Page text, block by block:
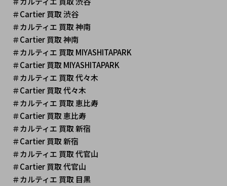
＃Cartier 買取 渋谷
＃カルティエ 買取 神南
＃Cartier 買取 神南
＃カルティエ 買取 MIYASHITAPARK
＃Cartier 買取 MIYASHITAPARK
＃カルティエ 買取 代々木
＃Cartier 買取 代々木
＃カルティエ 買取 恵比寿
＃Cartier 買取 恵比寿
＃カルティエ 買取 新宿
＃Cartier 買取 新宿
＃カルティエ 買取 代官山
＃Cartier 買取 代官山
＃カルティエ 買取 目黒